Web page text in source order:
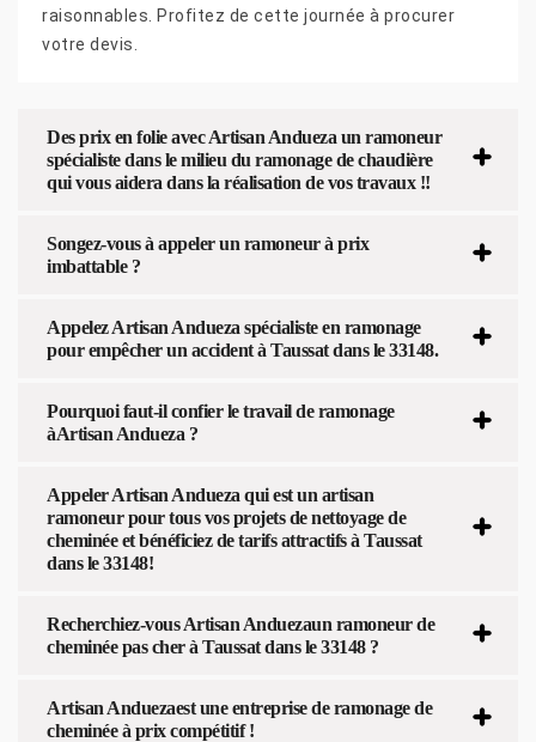
raisonnables. Profitez de cette journée à procurer
votre devis.
Des prix en folie avec Artisan Andueza un ramoneur
spécialiste dans le milieu du ramonage de chaudière
qui vous aidera dans la réalisation de vos travaux !!
Songez-vous à appeler un ramoneur à prix
imbattable ?
Appelez Artisan Andueza spécialiste en ramonage
pour empêcher un accident à Taussat dans le 33148.
Pourquoi faut-il confier le travail de ramonage
àArtisan Andueza ?
Appeler Artisan Andueza qui est un artisan
ramoneur pour tous vos projets de nettoyage de
cheminée et bénéficiez de tarifs attractifs à Taussat
dans le 33148!
Recherchiez-vous Artisan Anduezaun ramoneur de
cheminée pas cher à Taussat dans le 33148 ?
Artisan Anduezaest une entreprise de ramonage de
cheminée à prix compétitif !